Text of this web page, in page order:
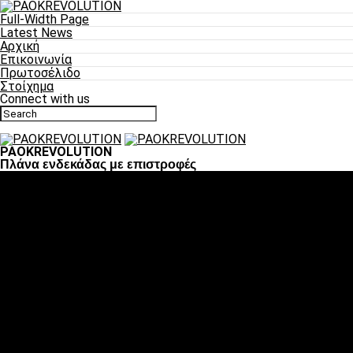
Full-Width Page
Latest News
Αρχική
Επικοινωνία
Πρωτοσέλιδο
Στοίχημα
Connect with us
PAOKREVOLUTION
Πλάνα ενδεκάδας με επιστροφές